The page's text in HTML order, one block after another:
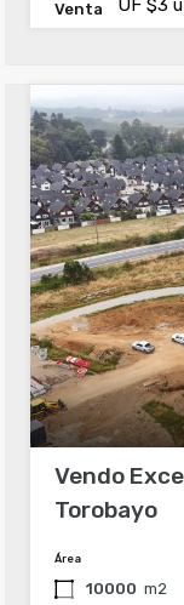
Venta UF $3
Vendo
Torobayo
Área
10000 m2